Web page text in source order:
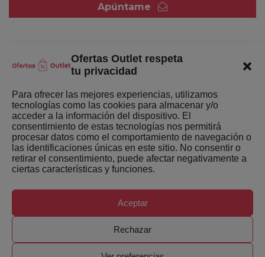
Ofertas Outlet respeta
tu privacidad
Para ofrecer las mejores experiencias, utilizamos
tecnologías como las cookies para almacenar y/o
acceder a la información del dispositivo. El
consentimiento de estas tecnologías nos permitirá
procesar datos como el comportamiento de navegación o
las identificaciones únicas en este sitio. No consentir o
retirar el consentimiento, puede afectar negativamente a
ciertas características y funciones.
Aceptar
Rechazar
Apúntame
Quienes somos
Últimas Novedades
Mejores ofertas de la semana
Ofertas-Outlet.com. Todos los derechos